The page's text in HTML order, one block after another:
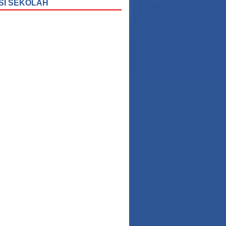
SEKOLAH